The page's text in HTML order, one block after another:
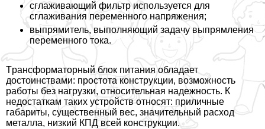
сглаживающий фильтр используется для
сглаживания переменного напряжения;
выпрямитель, выполняющий задачу выпрямления
переменного тока.
Tрaнcформаторный блок питания обладает
достоинствами: простота конструкции, возможность
работы без нагрузки, относительная надежность. К
недостаткам таких устройств относят: приличные
габариты, существенный вес, значительный расход
металла, низкий КПД всей конструкции.